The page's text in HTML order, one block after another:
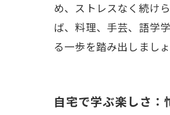
め、ストレスなく続け
ば、料理、手芸、語学
る一歩を踏み出しましょ
自宅で学ぶ楽しさ